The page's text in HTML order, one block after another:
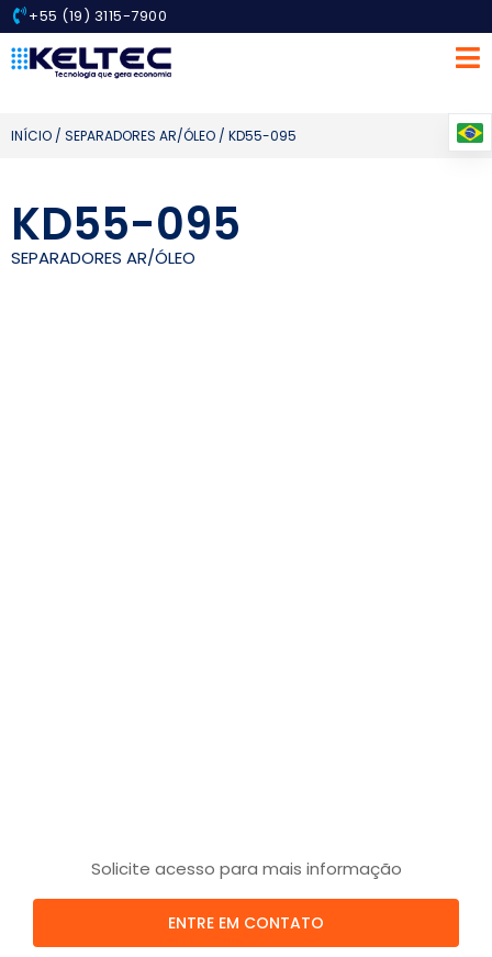
+55 (19) 3115-7900
INÍCIO / SEPARADORES AR/ÓLEO / KD55-095
KD55-095
SEPARADORES AR/ÓLEO
Solicite acesso para mais informação
ENTRE EM CONTATO